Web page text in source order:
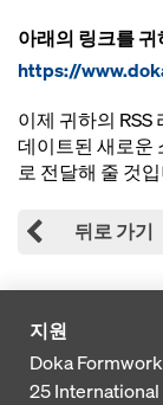
아래의 링크를
https://
이제 귀하의
데이트된 새로운
로 전달해 줄 것
뒤로 가기
지원
Doka
25